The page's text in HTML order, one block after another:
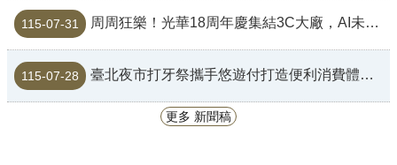
115-07-31 周周狂樂！光華18周年慶集結3C大廠，AI未來科技輪番上陣
115-07-28 臺北夜市打牙祭攜手悠遊付打造便利消費體驗，悠遊卡公司經理李政豪率同事造訪南機場夜市，感受智慧支付逛夜市新日常
更多 新聞稿